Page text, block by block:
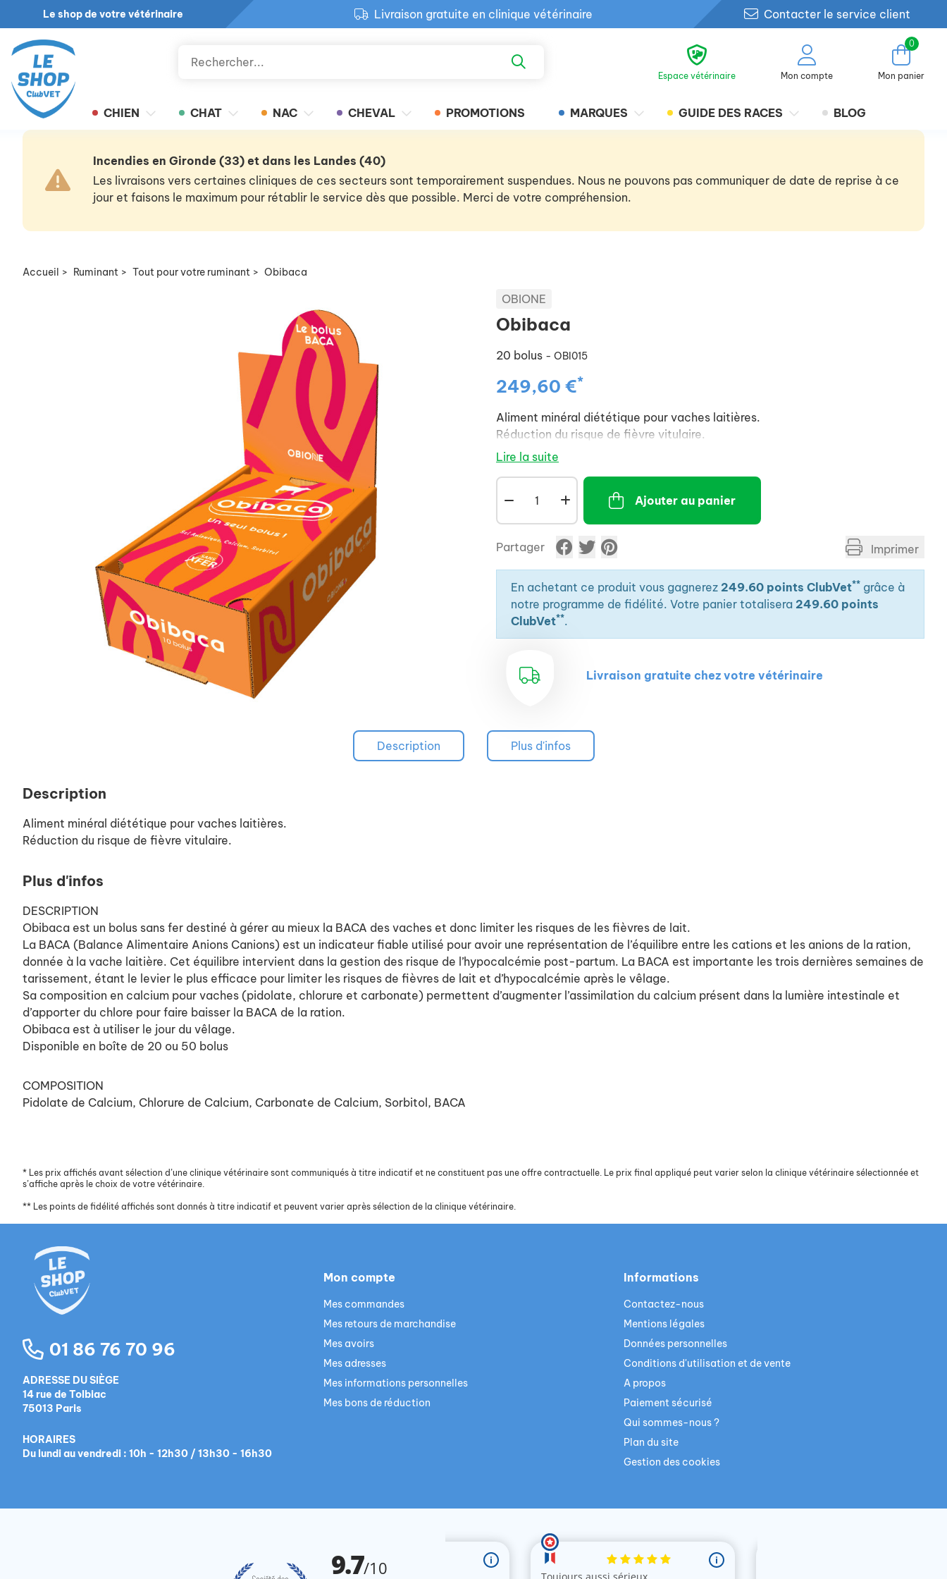
Le shop de votre vétérinaire
Livraison gratuite en clinique vétérinaire
Retour produit gratuit en clinique
Contacter le service client
Espace vétérinaire Mon compte
0
Mon panier
CHIEN CHAT NAC CHEVAL PROMOTIONS MARQUES GUIDE DES RACES BLOG
Incendies en Gironde (33) et dans les Landes (40)
Les livraisons vers certaines cliniques de ces secteurs sont temporairement suspendues. Nous ne pouvons pas communiquer de date de reprise à ce
jour et faisons le maximum pour rétablir le service dès que possible. Merci de votre compréhension.
Accueil > Ruminant > Tout pour votre ruminant > Obibaca
OBIONE
Obibaca
20 bolus - OBI015
249,60 €*
Aliment minéral diététique pour vaches laitières.
Réduction du risque de fièvre vitulaire.
Lire la suite
Ajouter au panier
Partager Imprimer
En achetant ce produit vous gagnerez 249.60 points ClubVet** grâce à
notre programme de fidélité. Votre panier totalisera 249.60 points
ClubVet**.
Livraison gratuite chez votre vétérinaire
Description Plus d'infos
Description
Aliment minéral diététique pour vaches laitières.
Réduction du risque de fièvre vitulaire.
Plus d'infos
DESCRIPTION
Obibaca est un bolus sans fer destiné à gérer au mieux la BACA des vaches et donc limiter les risques de les fièvres de lait.
La BACA (Balance Alimentaire Anions Canions) est un indicateur fiable utilisé pour avoir une représentation de l’équilibre entre les cations et les anions de la ration,
donnée à la vache laitière. Cet équilibre intervient dans la gestion des risque de l’hypocalcémie post-partum. La BACA est importante les trois dernières semaines de
tarissement, étant le levier le plus efficace pour limiter les risques de fièvres de lait et d’hypocalcémie après le vêlage.
Sa composition en calcium pour vaches (pidolate, chlorure et carbonate) permettent d’augmenter l’assimilation du calcium présent dans la lumière intestinale et
d’apporter du chlore pour faire baisser la BACA de la ration.
Obibaca est à utiliser le jour du vêlage.
Disponible en boîte de 20 ou 50 bolus
COMPOSITION
Pidolate de Calcium, Chlorure de Calcium, Carbonate de Calcium, Sorbitol, BACA
* Les prix affichés avant sélection d’une clinique vétérinaire sont communiqués à titre indicatif et ne constituent pas une offre contractuelle. Le prix final appliqué peut varier selon la clinique vétérinaire sélectionnée et
s’affiche après le choix de votre vétérinaire.
** Les points de fidélité affichés sont donnés à titre indicatif et peuvent varier après sélection de la clinique vétérinaire.
01 86 76 70 96
ADRESSE DU SIÈGE
14 rue de Tolbiac
75013 Paris
HORAIRES
Du lundi au vendredi : 10h - 12h30 / 13h30 - 16h30
Mon compte
Mes commandes
Mes retours de marchandise
Mes avoirs
Mes adresses
Mes informations personnelles
Mes bons de réduction
Informations
Contactez-nous
Mentions légales
Données personnelles
Conditions d'utilisation et de vente
A propos
Paiement sécurisé
Qui sommes-nous ?
Plan du site
Gestion des cookies